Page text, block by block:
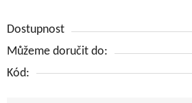
Dostupnost
Můžeme doručit do:
Kód: